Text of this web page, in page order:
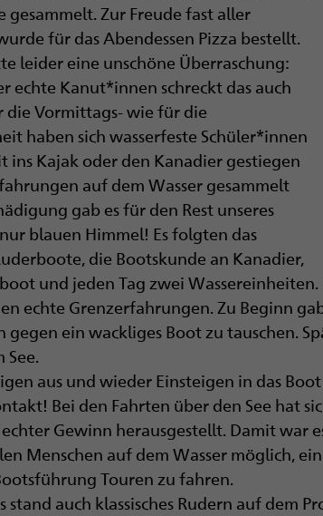
gesammelt. Zur Freude fast aller
für das Abendessen Pizza bestellt.
leider eine unschöne Überraschung:
echte Kanut*innen schreckt das auch
die Vormittags- wie für die
haben sich wasserfeste Schüler*innen
ins Kajak oder den Kanadier gestiegen
auf dem Wasser gesammelt
gab es für den Rest unseres
blauen Himmel! Es folgten das
die Bootskunde an Kanadier,
und jeden Tag zwei
echte Grenzerfahrungen. Zu Beginn
gegen ein wackliges Boot zu tauschen.
See.
aus und wieder Einsteigen in das
Bei den Fahrten über den See hat
Gewinn herausgestellt. Damit war
Menschen auf dem Wasser möglich,
Touren zu fahren.
stand auch klassisches Rudern auf dem